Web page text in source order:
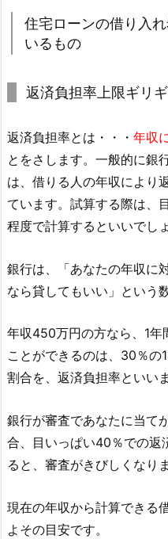
住宅ローンの借り入
いるもの
返済負担率上限ギリ
返済負担率とは・・・ 年収
とをさします。一般的に銀
は、借りる人の年収により
ています。試算する際は、
程度で計算するといいでしょ
銀行は、「あなたの年収に
なら貸してもいい」という
年収450万円の方なら、1年
ことができるのは、30％の
割合を、返済負担率といいま
銀行が審査であなたに当て
合、目いっぱい40％での返
ると、審査がきびしくなりま
現在の年収から計算できる
よその目安です。